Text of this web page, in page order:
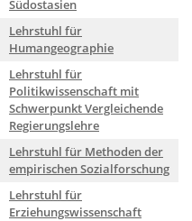
Südostasien
Lehrstuhl für
Humangeographie
Lehrstuhl für
Politikwissenschaft mit
Schwerpunkt Vergleichende
Regierungslehre
Lehrstuhl für Methoden der
empirischen Sozialforschung
Lehrstuhl für
Erziehungswissenschaft